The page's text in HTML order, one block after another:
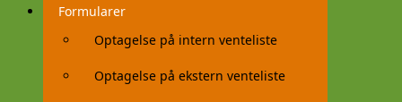
Formularer
Optagelse på intern venteliste
Optagelse på ekstern venteliste